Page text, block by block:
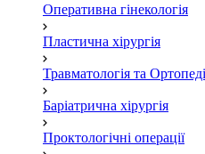
Оперативна гінекологія
Пластична хірургія
Травматологія та
Баріатрична хірургія
Проктологічні операції